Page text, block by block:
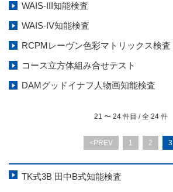
WAIS-III知能検査
WAIS-IV知能検査
RCPMレーヴン色彩マトリックス検査
コース立方体組み合せテスト
DAMグッドイナフ人物画知能検査
21 〜 24 件目 / 全 24 件
<PREV 1 2 3
TK式3B 田中B式知能検査